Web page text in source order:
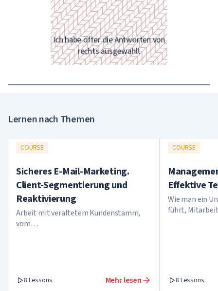
Wir sind der Meinung, dass Sie viel
schneller als in 12 Monaten
Millionär werden können!
Ich habe öfter die Antworten von
rechts ausgewählt
Das Niveau Ihrer Finanzkompetenz
müsste dringend erhöht werden
Lernen nach Themen
COURSE
Sicheres E-Mail-Marketing.
Client-Segmentierung und
Reaktivierung
Arbeit mit veraltetem Kundenstamm,
vom
8 Lessons Mehr lesen
COURSE
Effektive
Wie man ein
führt,
8 Lessons